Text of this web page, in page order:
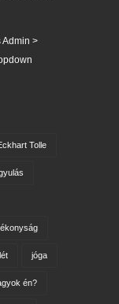
Admin >
Tolle
jóga
én?